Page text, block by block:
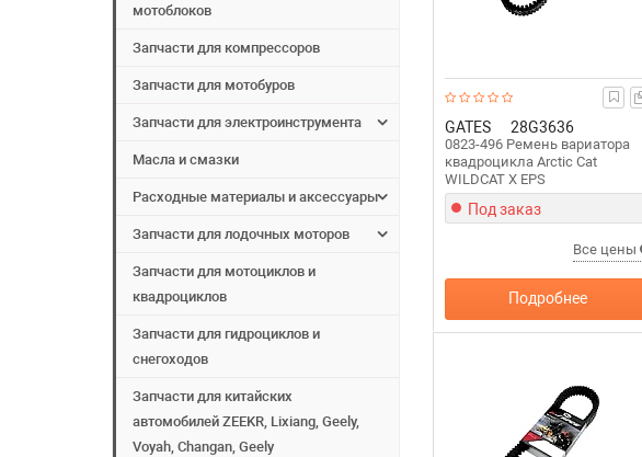
мотоблоков
Запчасти для компрессоров
Запчасти для мотобуров
Запчасти для электроинструмента
Масла и смазки
Расходные материалы и аксессуары
Запчасти для лодочных моторов
Запчасти для мотоциклов и
квадроциклов
Запчасти для гидроциклов и
снегоходов
Запчасти для китайских
автомобилей ZEEKR, Lixiang, Geely,
Voyah, Changan, Geely
GATES 28G3636
0823-496 Ремень вариатора
квадроцикла Arctic Cat
WILDCAT X EPS
Под заказ
Все цены
Подробнее